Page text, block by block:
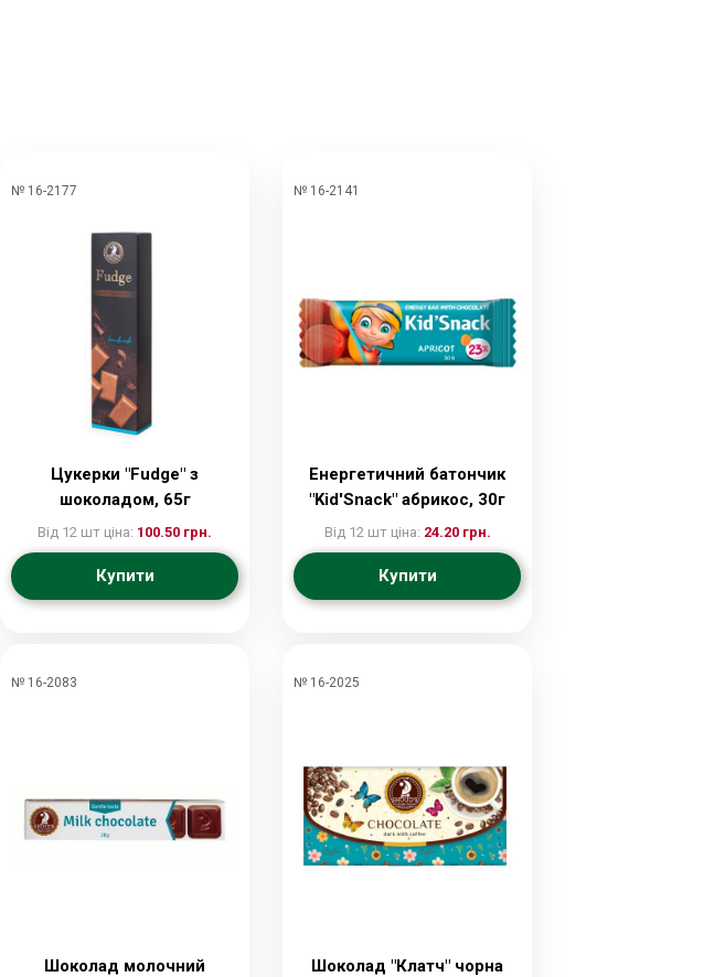
№ 16-2177
Цукерки "Fudge" з
шоколадом, 65г
Від 12 шт ціна: 100.50 грн.
Купити
№ 16-2141
Енергетичний батончик
"Kid'Snack" абрикос, 30г
Від 12 шт ціна: 24.20 грн.
Купити
№ 16-2083
Шоколад молочний
№ 16-2025
Шоколад "Клатч" чорна